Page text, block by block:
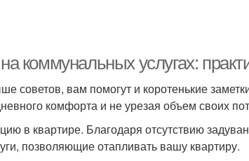
коммунальных услугах:
советов, вам помогут и коротенькие
комфорта и не урезая объем своих
в квартире. Благодаря отсутствию
позволяющие отапливать вашу квартиру.